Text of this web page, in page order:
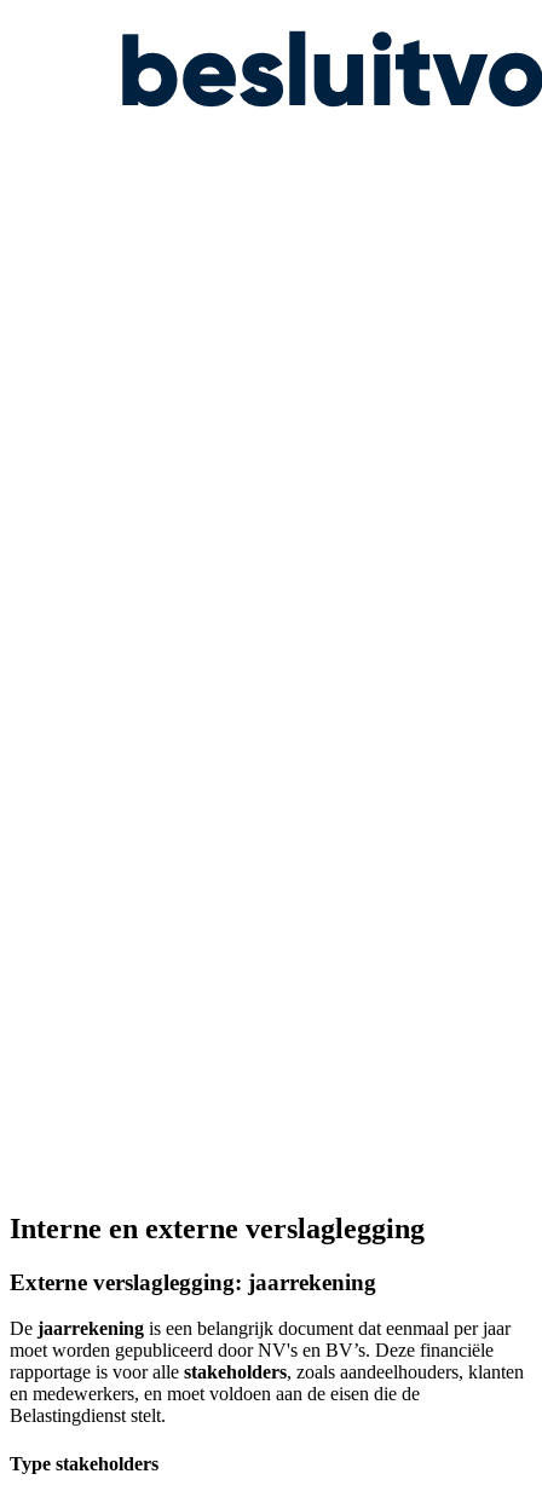
Interne en externe verslaglegging
Externe verslaglegging: jaarrekening
De jaarrekening is een belangrijk document dat eenmaal per jaar
moet worden gepubliceerd door NV's en BV’s. Deze financiële
rapportage is voor alle stakeholders, zoals aandeelhouders, klanten
en medewerkers, en moet voldoen aan de eisen die de
Belastingdienst stelt.
Type stakeholders